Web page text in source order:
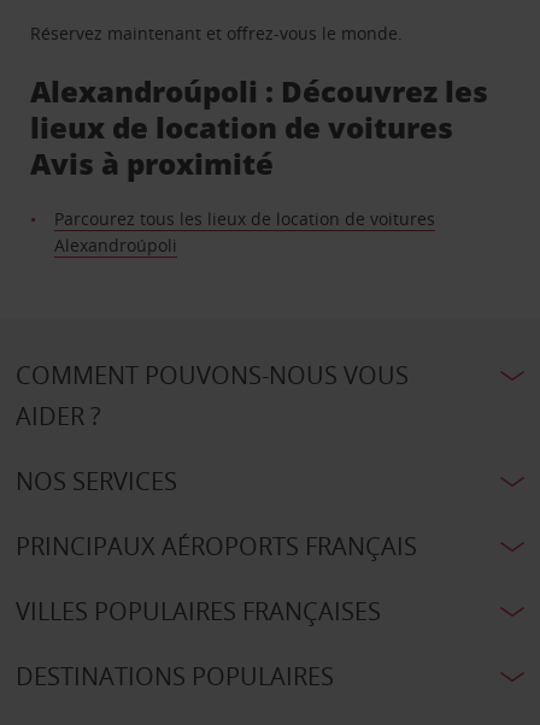
Réservez maintenant et offrez-vous le monde.
Alexandroúpoli : Découvrez les
lieux de location de voitures
Avis à proximité
Parcourez tous les lieux de location de voitures
Alexandroúpoli
COMMENT POUVONS-NOUS VOUS
AIDER ?
NOS SERVICES
PRINCIPAUX AÉROPORTS FRANÇAIS
VILLES POPULAIRES FRANÇAISES
DESTINATIONS POPULAIRES